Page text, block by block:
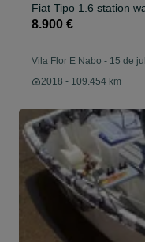
Fiat Tipo 1.6 station
8.900 €
Vila Flor E Nabo - 15 de
2018 - 109.454 km